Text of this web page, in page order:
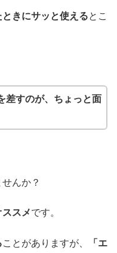
ときにサッと使えるとこ
差すのが、ちょっと面
んか？
ススメです。
ことがありますが、
「エ